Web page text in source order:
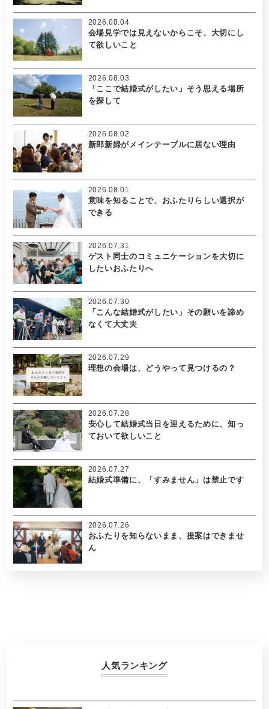
会場見学では見えないからこそ、大切にし
て欲しいこと
2026.08.04
「ここで結婚式がしたい」そう思える場所
を探して
2026.08.03
新郎新婦がメインテーブルに居ない理由
2026.08.02
意味を知ることで、おふたりらしい選択が
できる
2026.08.01
ゲスト同士のコミュニケーションを大切に
したいおふたりへ
2026.07.31
「こんな結婚式がしたい」その願いを諦め
なくて大丈夫
2026.07.30
理想の会場は、どうやって見つけるの？
2026.07.29
安心して結婚式当日を迎えるために、知っ
ておいて欲しいこと
2026.07.28
結婚式準備に、「すみません」は禁止です
2026.07.27
おふたりを知らないまま、提案はできませ
ん
2026.07.26
人気ランキング